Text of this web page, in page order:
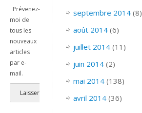
Prévenez-
moi de
tous les
nouveaux
articles
par e-
mail.
septembre 2014(8)
août 2014(6)
juillet 2014(11)
juin 2014(2)
mai 2014(138)
avril 2014(36)